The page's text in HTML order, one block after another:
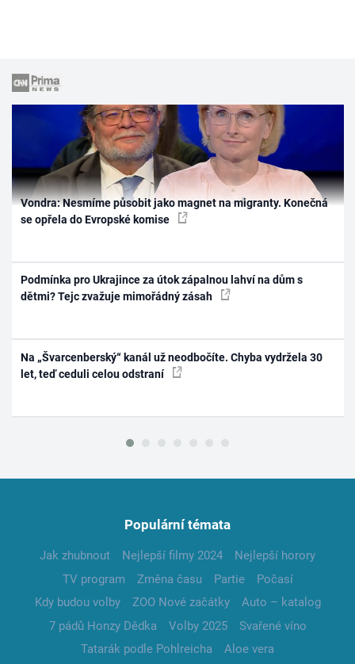
Vondra: Nesmíme působit jako magnet na migranty. Konečná
se opřela do Evropské komise
Podmínka pro Ukrajince za útok zápalnou lahví na dům s
dětmi? Tejc zvažuje mimořádný zásah
Na „Švarcenberský“ kanál už neodbočíte. Chyba vydržela 30
let, teď ceduli celou odstraní
Populární témata
Jak zhubnout Nejlepší filmy 2024
Nejlepší horory
TV program
Změna času Partie
Počasí
Kdy budou volby
ZOO Nové začátky
Auto – katalog
7 pádů Honzy Dědka
Volby 2025
Svařené víno
Tatarák podle Pohlreicha
Aloe vera